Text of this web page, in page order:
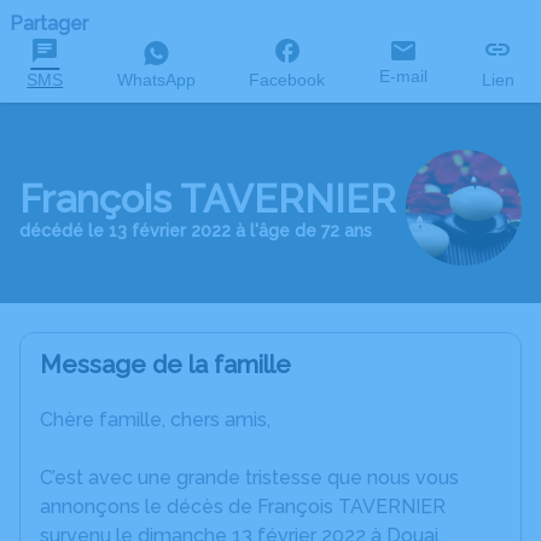
Partager
SMS WhatsApp Facebook E-mail Lien
François TAVERNIER
décédé le 13 février 2022 à l'âge de 72 ans
Message de la famille
Chère famille, chers amis,
C’est avec une grande tristesse que nous vous
annonçons le décès de François TAVERNIER
survenu le dimanche 13 février 2022 à Douai.